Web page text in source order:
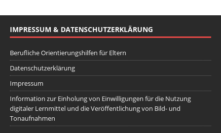
IMPRESSUM & DATENSCHUTZERKLÄRUNG
Berufliche Orientierungshilfen für Eltern
Datenschutzerklärung
Impressum
Information zur Einholung von Einwilligungen für die Nutzung
digitaler Lernmittel und die Veröffentlichung von Bild- und
Tonaufnahmen